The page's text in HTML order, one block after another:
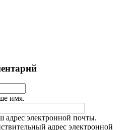
имя.
адрес электронной почты.
адрес электронной